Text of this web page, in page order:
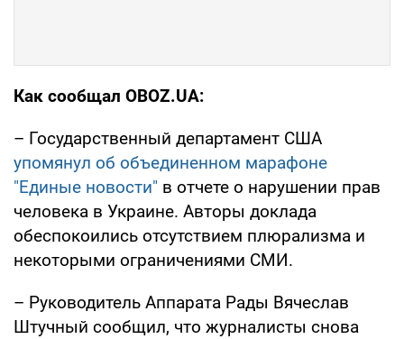
Как сообщал OBOZ.UA:
– Государственный департамент США
упомянул об объединенном марафоне
"Единые новости" в отчете о нарушении прав
человека в Украине. Авторы доклада
обеспокоились отсутствием плюрализма и
некоторыми ограничениями СМИ.
– Руководитель Аппарата Рады Вячеслав
Штучный сообщил, что журналисты снова